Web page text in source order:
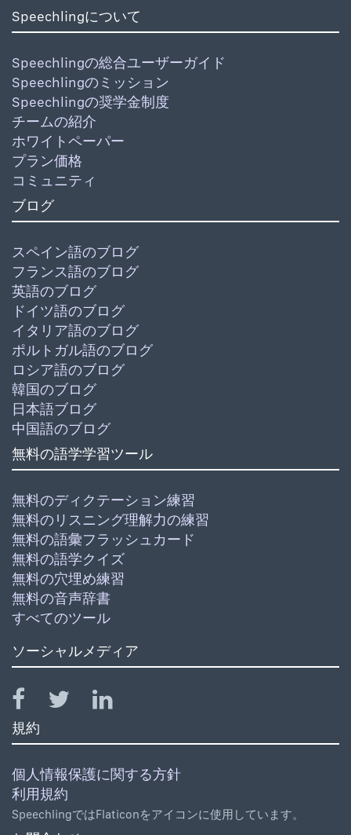
Speechlingについて
Speechlingの総合ユーザーガイド
Speechlingのミッション
Speechlingの奨学金制度
チームの紹介
ホワイトペーパー
プラン価格
コミュニティ
ブログ
スペイン語のブログ
フランス語のブログ
英語のブログ
ドイツ語のブログ
イタリア語のブログ
ポルトガル語のブログ
ロシア語のブログ
韓国のブログ
日本語ブログ
中国語のブログ
無料の語学学習ツール
無料のディクテーション練習
無料のリスニング理解力の練習
無料の語彙フラッシュカード
無料の語学クイズ
無料の穴埋め練習
無料の音声辞書
すべてのツール
ソーシャルメディア
規約
個人情報保護に関する方針
利用規約
SpeechlingではFlaticonをアイコンに使用しています。